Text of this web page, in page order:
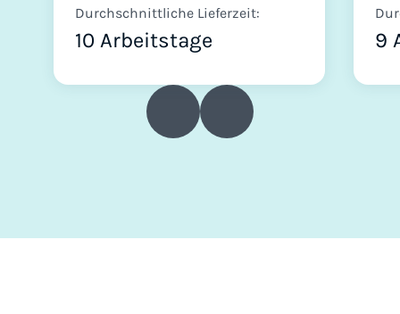
Durchschnittliche Lieferzeit:
10 Arbeitstage 9